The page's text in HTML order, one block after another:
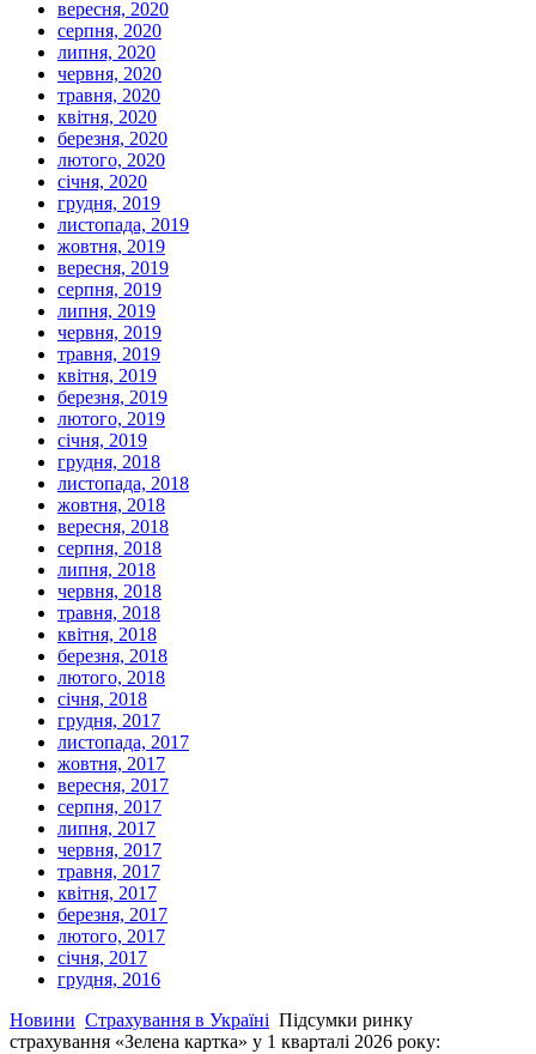
вересня, 2020
серпня, 2020
липня, 2020
червня, 2020
травня, 2020
квітня, 2020
березня, 2020
лютого, 2020
січня, 2020
грудня, 2019
листопада, 2019
жовтня, 2019
вересня, 2019
серпня, 2019
липня, 2019
червня, 2019
травня, 2019
квітня, 2019
березня, 2019
лютого, 2019
січня, 2019
грудня, 2018
листопада, 2018
жовтня, 2018
вересня, 2018
серпня, 2018
липня, 2018
червня, 2018
травня, 2018
квітня, 2018
березня, 2018
лютого, 2018
січня, 2018
грудня, 2017
листопада, 2017
жовтня, 2017
вересня, 2017
серпня, 2017
липня, 2017
червня, 2017
травня, 2017
квітня, 2017
березня, 2017
лютого, 2017
січня, 2017
грудня, 2016
Новини Страхування в Україні Підсумки ринку
страхування «Зелена картка» у 1 кварталі 2026 року: